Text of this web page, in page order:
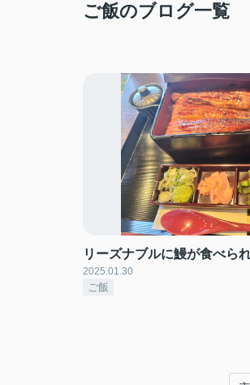
ご飯のブログ一覧
リーズナブルに鰻が食べら
2025.01.30
ご飯